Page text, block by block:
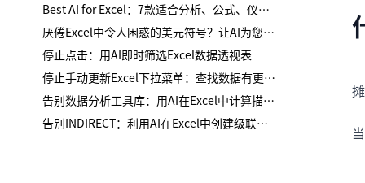
Best AI for Excel：7款适合分析、公式、仪表板与报告的工具
厌倦Excel中令人困惑的美元符号？让AI为您处理混合引用
停止点击：用AI即时筛选Excel数据透视表
停止手动更新Excel下拉菜单：查找数据有更智能的方法
告别数据分析工具库：用AI在Excel中计算描述性统计
告别INDIRECT：利用AI在Excel中创建级联下拉列表